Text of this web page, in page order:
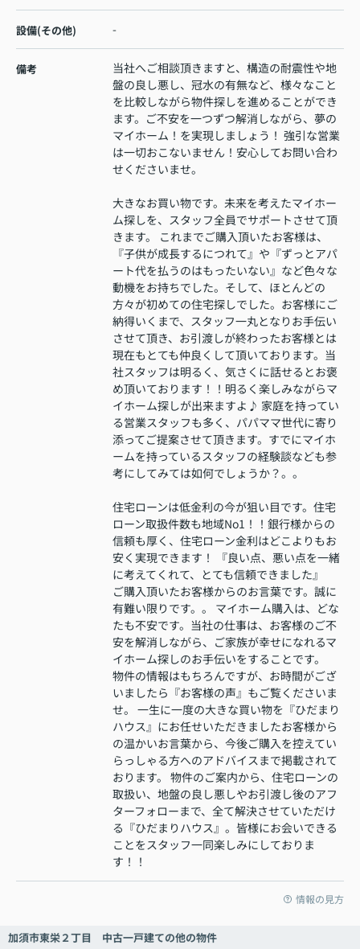
設備(その他) -
備考
当社へご相談頂きますと、構造の耐震性や地
盤の良し悪し、冠水の有無など、様々なこと
を比較しながら物件探しを進めることができ
ます。ご不安を一つずつ解消しながら、夢の
マイホーム！を実現しましょう！ 強引な営業
は一切おこないません！安心してお問い合わ
せくださいませ。
大きなお買い物です。未来を考えたマイホー
ム探しを、スタッフ全員でサポートさせて頂
きます。 これまでご購入頂いたお客様は、
『子供が成長するにつれて』や『ずっとアパ
ート代を払うのはもったいない』など色々な
動機をお持ちでした。そして、ほとんどの
方々が初めての住宅探しでした。お客様にご
納得いくまで、スタッフ一丸となりお手伝い
させて頂き、お引渡しが終わったお客様とは
現在もとても仲良くして頂いております。当
社スタッフは明るく、気さくに話せるとお褒
め頂いております！！明るく楽しみながらマ
イホーム探しが出来ますよ♪ 家庭を持ってい
る営業スタッフも多く、パパママ世代に寄り
添ってご提案させて頂きます。すでにマイホ
ームを持っているスタッフの経験談なども参
考にしてみては如何でしょうか？。。
住宅ローンは低金利の今が狙い目です。住宅
ローン取扱件数も地域No1！！銀行様からの
信頼も厚く、住宅ローン金利はどこよりもお
安く実現できます！ 『良い点、悪い点を一緒
に考えてくれて、とても信頼できました』
ご購入頂いたお客様からのお言葉です。誠に
有難い限りです。。 マイホーム購入は、どな
たも不安です。当社の仕事は、お客様のご不
安を解消しながら、ご家族が幸せになれるマ
イホーム探しのお手伝いをすることです。
物件の情報はもちろんですが、お時間がござ
いましたら『お客様の声』もご覧くださいま
せ。 一生に一度の大きな買い物を『ひだまり
ハウス』にお任せいただきましたお客様から
の温かいお言葉から、今後ご購入を控えてい
らっしゃる方へのアドバイスまで掲載されて
おります。 物件のご案内から、住宅ローンの
取扱い、地盤の良し悪しやお引渡し後のアフ
ターフォローまで、全て解決させていただけ
る『ひだまりハウス』。皆様にお会いできる
ことをスタッフ一同楽しみにしておりま
す！！
情報の見方
加須市東栄２丁目 中古一戸建ての他の物件